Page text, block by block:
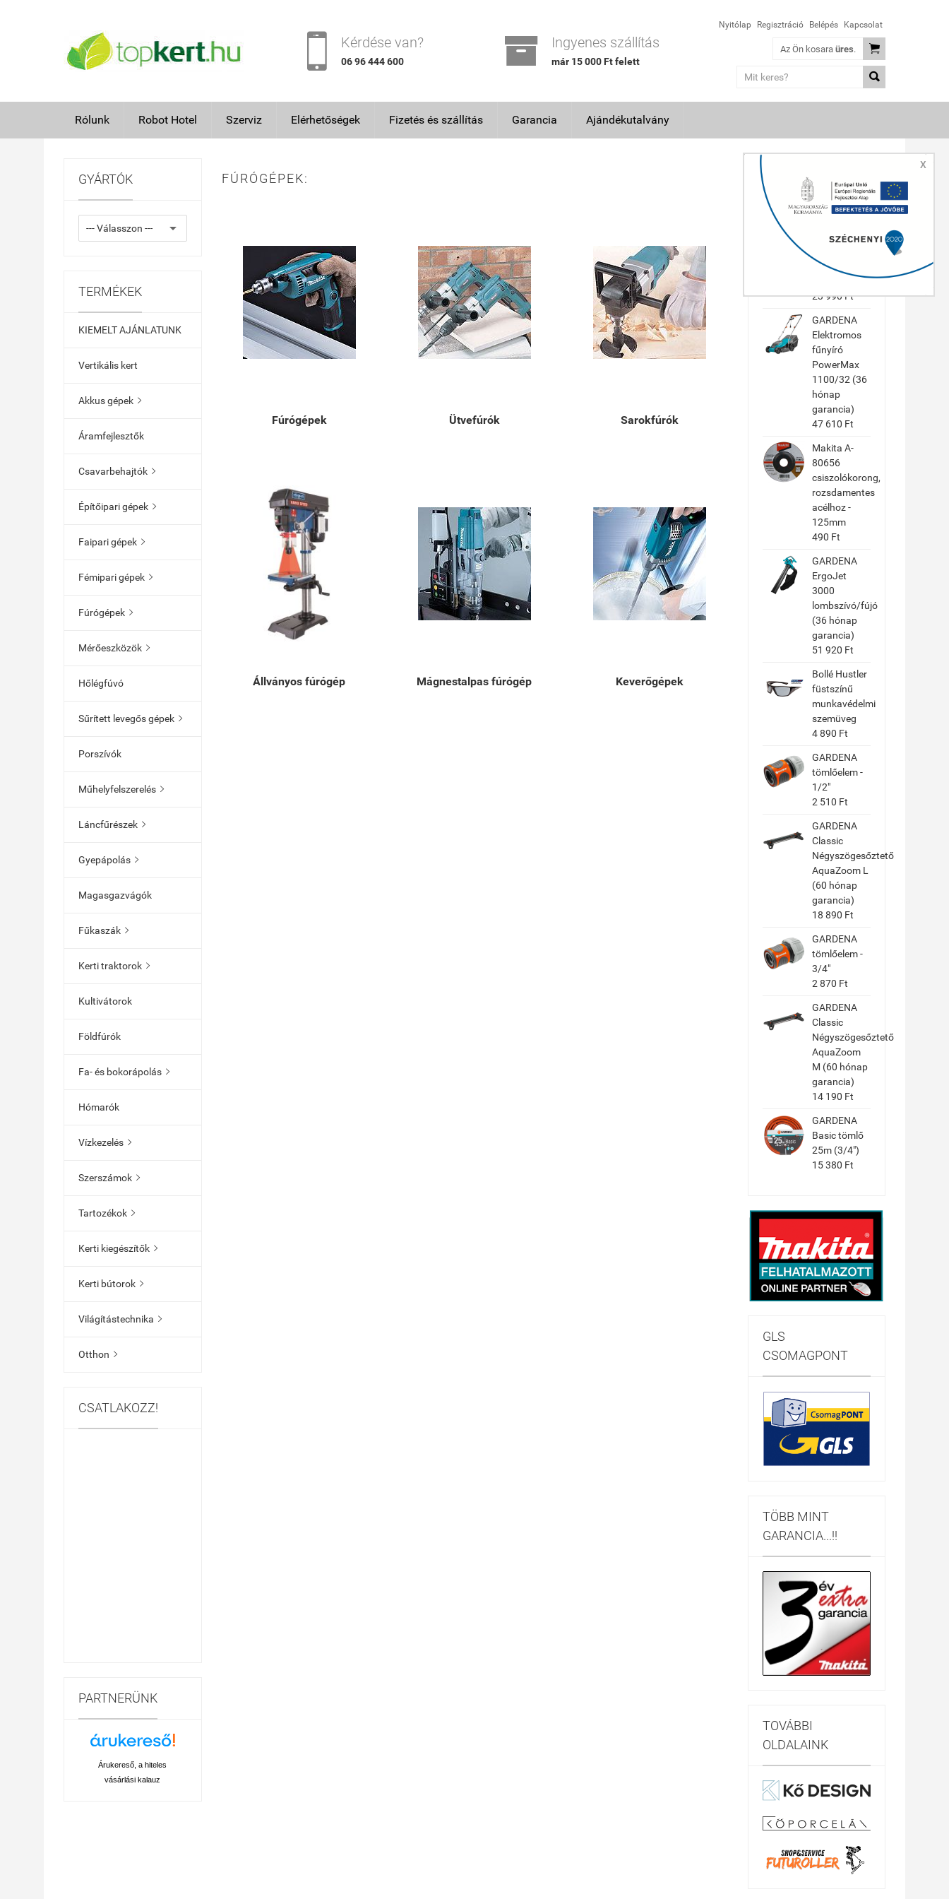
 Kérdése van?
06 96 444 600  Ingyenes szállítás
már 15 000 Ft felett
Nyitólap Regisztráció Belépés Kapcsolat
Az Ön kosara üres.


Rólunk Robot Hotel Szerviz Elérhetőségek Fizetés és szállítás Garancia Ajándékutalvány
GYÁRTÓK
TERMÉKEK
KIEMELT AJÁNLATUNK
Vertikális kert
Akkus gépek 
Áramfejlesztők
Csavarbehajtók 
Építőipari gépek 
Faipari gépek 
Fémipari gépek 
Fúrógépek 
Mérőeszközök 
Hőlégfúvó
Sűrített levegős gépek 
Porszívók
Műhelyfelszerelés 
Láncfűrészek 
Gyepápolás 
Magasgazvágók
Fűkaszák 
Kerti traktorok 
Kultivátorok
Földfúrók
Fa- és bokorápolás 
Hómarók
Vízkezelés 
Szerszámok 
Tartozékok 
Kerti kiegészítők 
Kerti bútorok 
Világítástechnika 
Otthon 
CSATLAKOZZ!
PARTNERÜNK
Árukereső, a hiteles
vásárlási kalauz
FÚRÓGÉPEK:
Fúrógépek Ütvefúrók Sarokfúrók
Állványos fúrógép Mágnestalpas fúrógép Keverőgépek
TOP TERMÉKEK
GA5030R
(36 hónap
23 990 Ft
GARDENA
Elektromos
fűnyíró
PowerMax
1100/32 (36
hónap
garancia)
47 610 Ft
Makita A-
80656
csiszolókorong,
rozsdamentes
acélhoz -
125mm
490 Ft
GARDENA
ErgoJet
3000
lombszívó/fújó
(36 hónap
garancia)
51 920 Ft
Bollé Hustler
füstszínű
munkavédelmi
szemüveg
4 890 Ft
GARDENA
tömlőelem -
1/2"
2 510 Ft
GARDENA
Classic
Négyszögesőztető
AquaZoom L
(60 hónap
garancia)
18 890 Ft
GARDENA
tömlőelem -
3/4"
2 870 Ft
GARDENA
Classic
Négyszögesőztető
AquaZoom
M (60 hónap
garancia)
14 190 Ft
GARDENA
Basic tömlő
25m (3/4")
15 380 Ft
GLS
CSOMAGPONT
TÖBB MINT
GARANCIA...!!
TOVÁBBI
OLDALAINK
X